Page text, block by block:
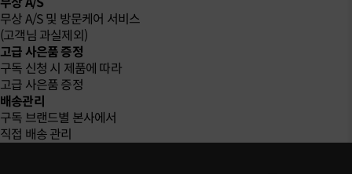
무상 A/S 및 방문케어 서비스
(고객님 과실제외)
고급 사은품 증정
구독 신청 시 제품에 따라
고급 사은품 증정
배송관리
구독 브랜드별 본사에서
직접 배송 관리